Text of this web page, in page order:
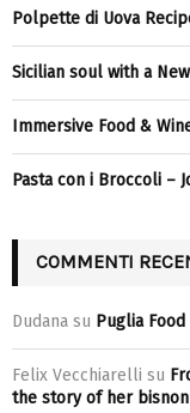
Polpette di Uova
Sicilian soul with a
Immersive Food &
Pasta con i Broccoli –
COMMENTI
Dudana su Puglia
Felix Vecchiarelli su
the story of her